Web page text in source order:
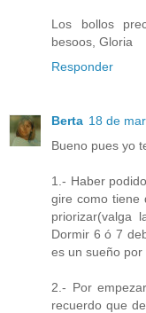
Los bollos
besoos, Gloria
Responder
Berta 18 de
Bueno pues yo
1.- Haber
gire como tiene
priorizar(valga
Dormir 6 ó 7
es un sueño por
2.- Por
recuerdo que